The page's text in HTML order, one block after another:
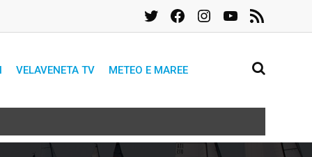
TwitterFacebookInstagramYouTube
Feed
RSS
VELAVENETA TV METEO E MAREE